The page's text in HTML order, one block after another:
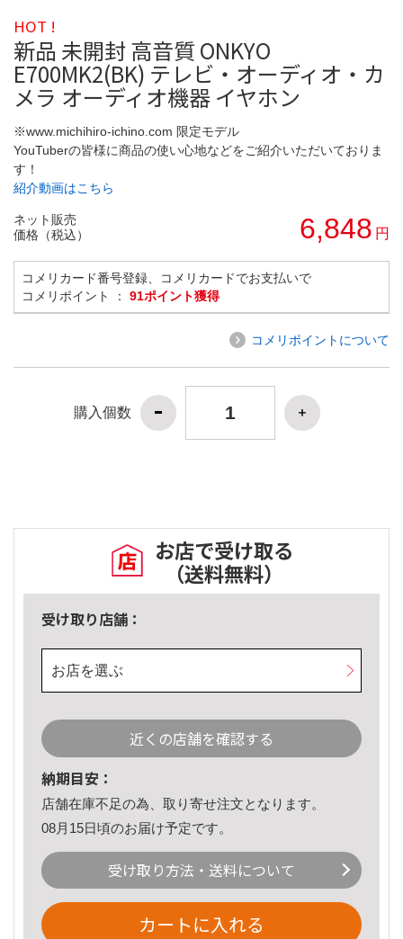
HOT !
新品 未開封 高音質 ONKYO
E700MK2(BK) テレビ・オーディオ・カ
メラ オーディオ機器 イヤホン
※www.michihiro-ichino.com 限定モデル
YouTuberの皆様に商品の使い心地などをご紹介いただいておりま
す！
紹介動画はこちら
ネット販売
価格（税込）
6,848 円
コメリカード番号登録、コメリカードでお支払いで
コメリポイント ： 91ポイント獲得
コメリポイントについて
購入個数
お店で受け取る
（送料無料）
受け取り店舗：
お店を選ぶ
近くの店舗を確認する
納期目安：
店舗在庫不足の為、取り寄せ注文となります。
08月15日頃のお届け予定です。
受け取り方法・送料について
カートに入れる